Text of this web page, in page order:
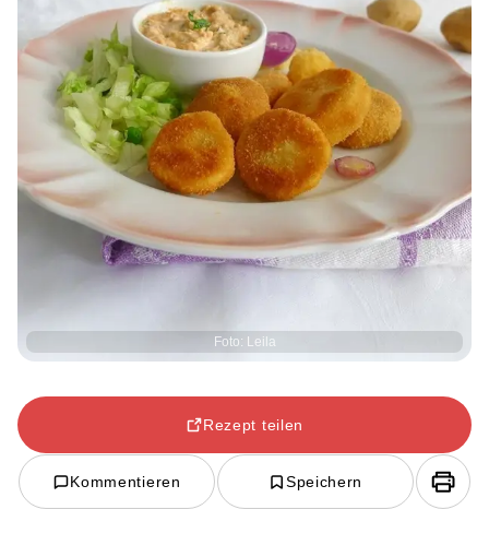
Foto: Leila
Rezept teilen
Kommentieren Speichern